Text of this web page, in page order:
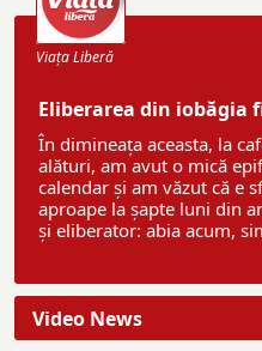
Viaţa Liberă
Eliberarea din iobăgia
În dimineața aceasta, la
alături, am avut o mică
calendar și am văzut că e
aproape la șapte luni din
și eliberator: abia acum,
Video News